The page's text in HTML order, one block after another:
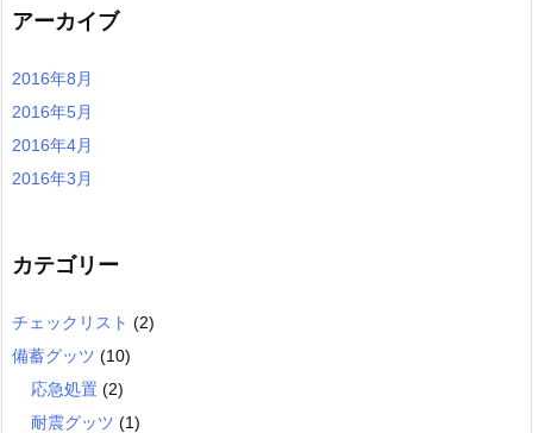
アーカイブ
2016年8月
2016年5月
2016年4月
2016年3月
カテゴリー
チェックリスト (2)
備蓄グッツ (10)
応急処置 (2)
耐震グッツ (1)